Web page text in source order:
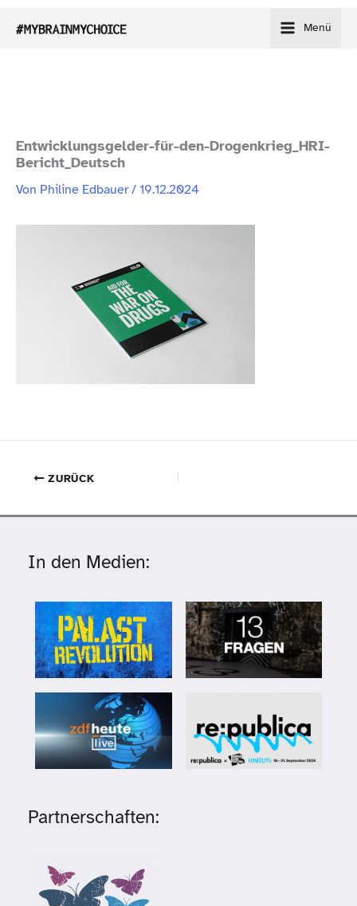
Inhalt
Menü
Entwicklungsgelder-​für-​den-​Drogenkrieg_​HRI-​
Bericht_​Deutsch
Von Philine Edbauer/19.12.2024
ZURÜCK
In den Medien:
Partnerschaften: